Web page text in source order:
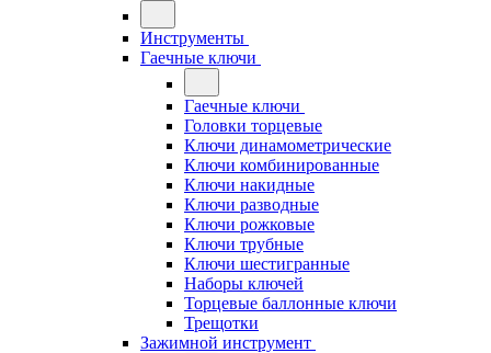
Инструменты
Гаечные ключи
Гаечные ключи
Головки торцевые
Ключи динамометрические
Ключи комбинированные
Ключи накидные
Ключи разводные
Ключи рожковые
Ключи трубные
Ключи шестигранные
Наборы ключей
Торцевые баллонные ключи
Трещотки
Зажимной инструмент